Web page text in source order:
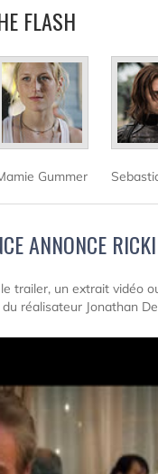
FLASH
Gummer
ANNONCE
trailer, un extrait vidéo
réalisateur Jonathan